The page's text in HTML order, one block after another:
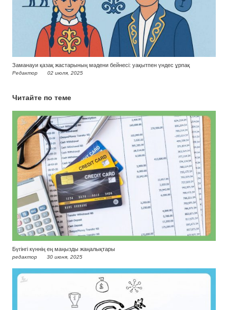
Заманауи қазақ жастарының мәдени бейнесі: уақытпен үндес ұрпақ
Редактор 02 июля, 2025
Читайте по теме
Бүгінгі күннің ең маңызды жаңалықтары
редактор 30 июня, 2025